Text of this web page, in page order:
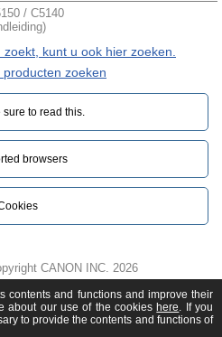
/ C5140
kunt u ook hier zoeken.
zoeken
sure to read this.‎
browsers
CANON INC. 2026
contents and functions and improve their
about our use of the cookies here. If you
to provide the contents and functions of